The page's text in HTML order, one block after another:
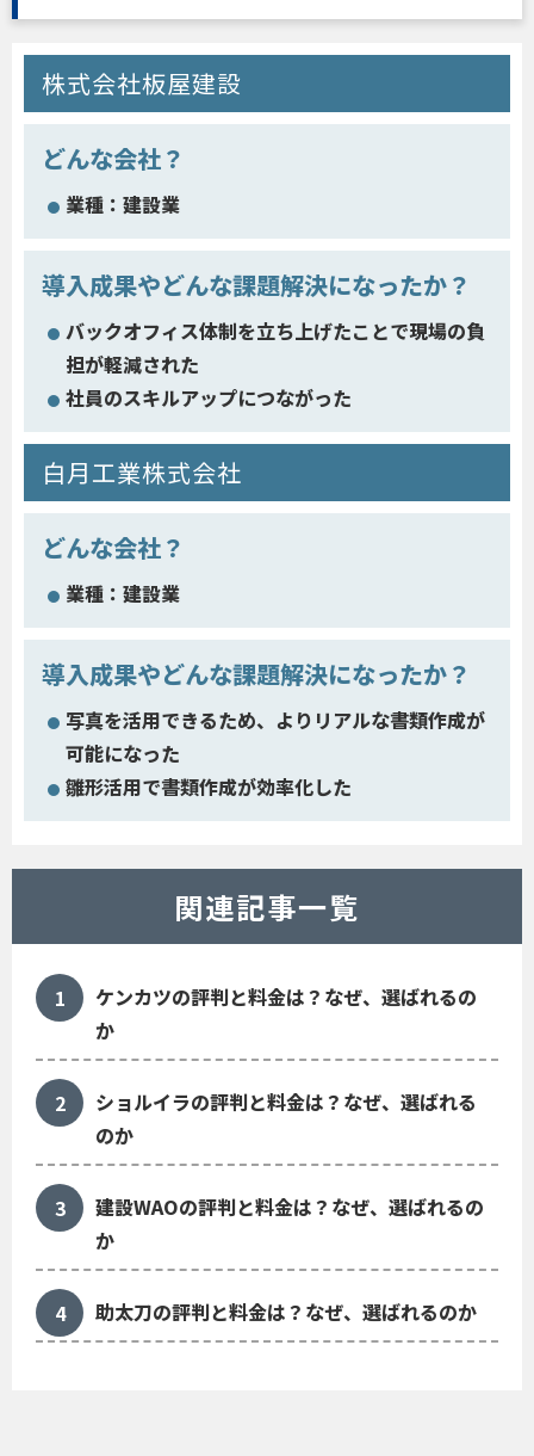
株式会社板屋建設
どんな会社？
業種：建設業
導入成果やどんな課題解決になったか？
バックオフィス体制を立ち上げたことで現場の負
担が軽減された
社員のスキルアップにつながった
白月工業株式会社
どんな会社？
業種：建設業
導入成果やどんな課題解決になったか？
写真を活用できるため、よりリアルな書類作成が
可能になった
雛形活用で書類作成が効率化した
関連記事一覧
ケンカツの評判と料金は？なぜ、選ばれるの
か
ショルイラの評判と料金は？なぜ、選ばれる
のか
建設WAOの評判と料金は？なぜ、選ばれるの
か
助太刀の評判と料金は？なぜ、選ばれるのか